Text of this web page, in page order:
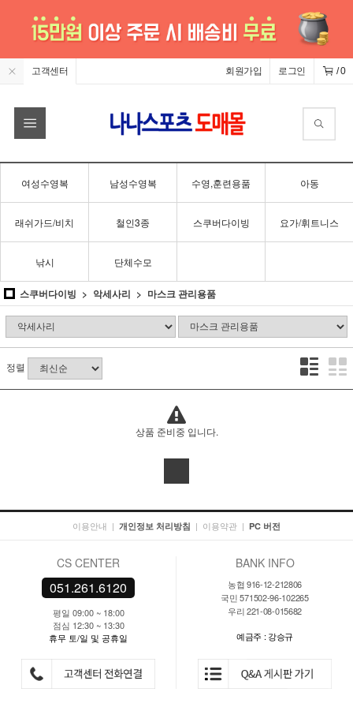
고객센터 /0
로그인
회원가입
여성수영복 남성수영복 수영,훈련용품 아동
래쉬가드/비치 철인3종 스쿠버다이빙 요가/휘트니스
낚시 단체수모
스쿠버다이빙 악세사리 마스크 관리용품
정렬
상품 준비중 입니다.
이용안내 | 개인정보 처리방침 | 이용약관 | PC 버전
CS CENTER
051.261.6120
평일 09:00 ~ 18:00
점심 12:30 ~ 13:30
휴무 토/일 및 공휴일
BANK INFO
농협 916-12-212806
국민 571502-96-102265
우리 221-08-015682
예금주 : 강승규